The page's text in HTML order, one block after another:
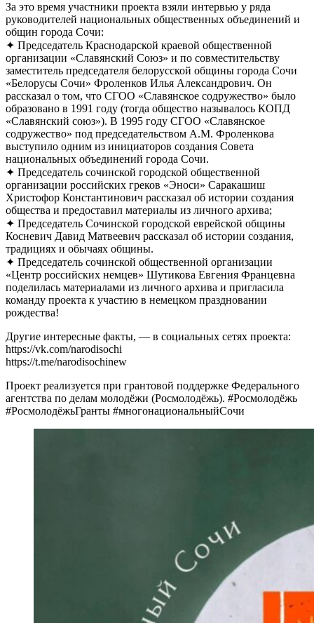
За это время участники проекта взяли интервью у ряда
руководителей национальных общественных объединений и
общин города Сочи:
✦ Председатель Краснодарской краевой общественной
организации «Славянский Союз» и по совместительству
заместитель председателя белорусской общины города Сочи
«Белорусы Сочи» Фроленков Илья Александрович. Он
рассказал о том, что СГОО «Славянское содружество» было
образовано в 1991 году (тогда общество называлось КОПД
«Славянский союз»). В 1995 году СГОО «Славянское
содружество» под председательством А.М. Фроленкова
выступило одним из инициаторов создания Совета
национальных объединений города Сочи.
✦ Председатель сочинской городской общественной
организации российских греков «Эноси» Саракашиш
Христофор Константинович рассказал об истории создания
общества и предоставил материалы из личного архива;
✦ Председатель Сочинской городской еврейской общины
Косневич Давид Матвеевич рассказал об истории создания,
традициях и обычаях общины.
✦ Председатель сочинской общественной организации
«Центр российских немцев» Шутикова Евгения Францевна
поделилась материалами из личного архива и пригласила
команду проекта к участию в немецком праздновании
рождества!
Другие интересные факты, — в социальных сетях проекта:
https://vk.com/narodisochi
https://t.me/narodisochinew
Проект реализуется при грантовой поддержке Федерального
агентства по делам молодёжи (Росмолодёжь). #Росмолодёжь
#РосмолодёжьГранты #многонациональныйСочи